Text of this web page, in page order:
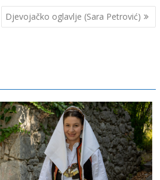
Djevojačko oglavlje (Sara Petrović)